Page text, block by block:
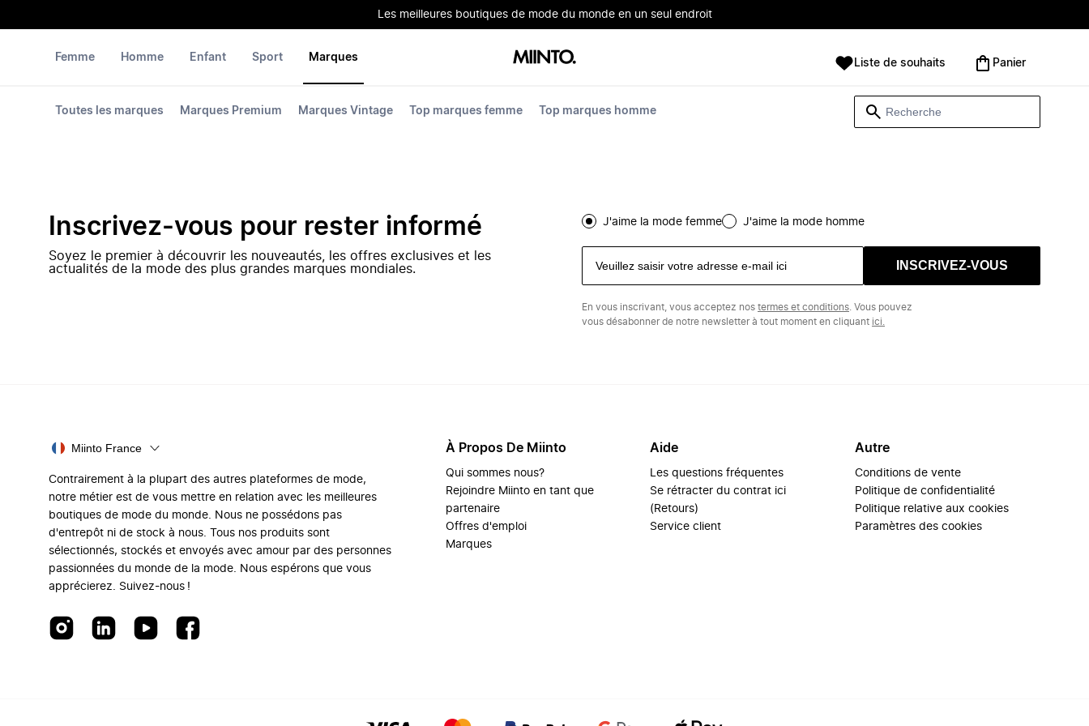
Les meilleures boutiques de mode du monde en un seul endroit
Femme Homme Enfant Sport Marques
Toutes les marques Marques Premium Marques Vintage Top marques femme Top marques homme
Liste de souhaits Panier
Inscrivez-vous pour rester informé
Soyez le premier à découvrir les nouveautés, les offres exclusives et les
actualités de la mode des plus grandes marques mondiales.
J'aime la mode femme J'aime la mode homme
INSCRIVEZ-VOUS
En vous inscrivant, vous acceptez nos termes et conditions . Vous pouvez
vous désabonner de notre newsletter à tout moment en cliquant ici.
Miinto France
Contrairement à la plupart des autres plateformes de mode,
notre métier est de vous mettre en relation avec les meilleures
boutiques de mode du monde. Nous ne possédons pas
d'entrepôt ni de stock à nous. Tous nos produits sont
sélectionnés, stockés et envoyés avec amour par des personnes
passionnées du monde de la mode. Nous espérons que vous
apprécierez. Suivez-nous !
À Propos De Miinto
Qui sommes nous?
Rejoindre Miinto en tant que
partenaire
Offres d'emploi
Marques
Aide
Les questions fréquentes
Se rétracter du contrat ici
(Retours)
Service client
Autre
Conditions de vente
Politique de confidentialité
Politique relative aux cookies
Paramètres des cookies